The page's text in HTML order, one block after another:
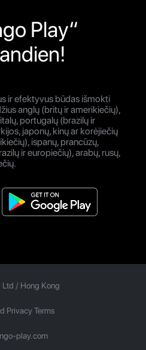
Play“
ir efektyvus būdas išmokti
anglų (britų ir amerikiečių),
portugalų (brazilų ir
japonų, kinų ar korėjiečių
ispanų, prancūzų,
ir europiečių), arabų, rusų,
Ltd / Hong Kong
Privacy Terms
play.com